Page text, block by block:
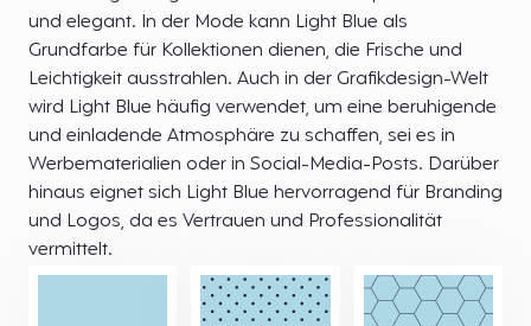
und elegant. In der Mode kann Light Blue als
Grundfarbe für Kollektionen dienen, die Frische und
Leichtigkeit ausstrahlen. Auch in der Grafikdesign-Welt
wird Light Blue häufig verwendet, um eine beruhigende
und einladende Atmosphäre zu schaffen, sei es in
Werbematerialien oder in Social-Media-Posts. Darüber
hinaus eignet sich Light Blue hervorragend für Branding
und Logos, da es Vertrauen und Professionalität
vermittelt.